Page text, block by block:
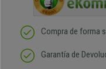
Compra de forma
Garantía de